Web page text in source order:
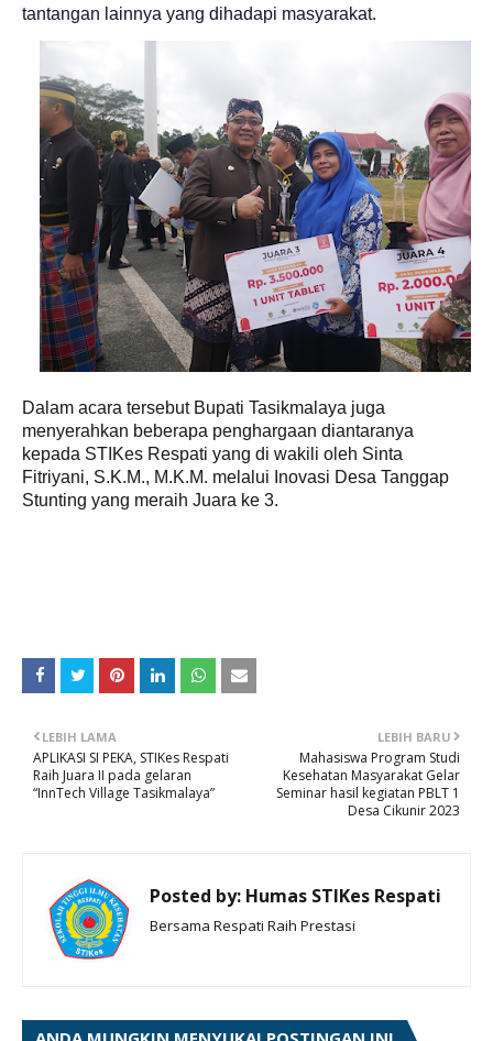
tantangan lainnya yang dihadapi masyarakat.
Dalam acara tersebut Bupati Tasikmalaya juga
menyerahkan beberapa penghargaan diantaranya
kepada STIKes Respati yang di wakili oleh Sinta
Fitriyani, S.K.M., M.K.M. melalui Inovasi Desa Tanggap
Stunting yang meraih Juara ke 3.
LEBIH BARU
Mahasiswa Program Studi
Kesehatan Masyarakat Gelar
Seminar hasil kegiatan PBLT 1
Desa Cikunir 2023
LEBIH LAMA
APLIKASI SI PEKA, STIKes Respati
Raih Juara II pada gelaran
“InnTech Village Tasikmalaya”
Posted by: Humas STIKes Respati
Bersama Respati Raih Prestasi